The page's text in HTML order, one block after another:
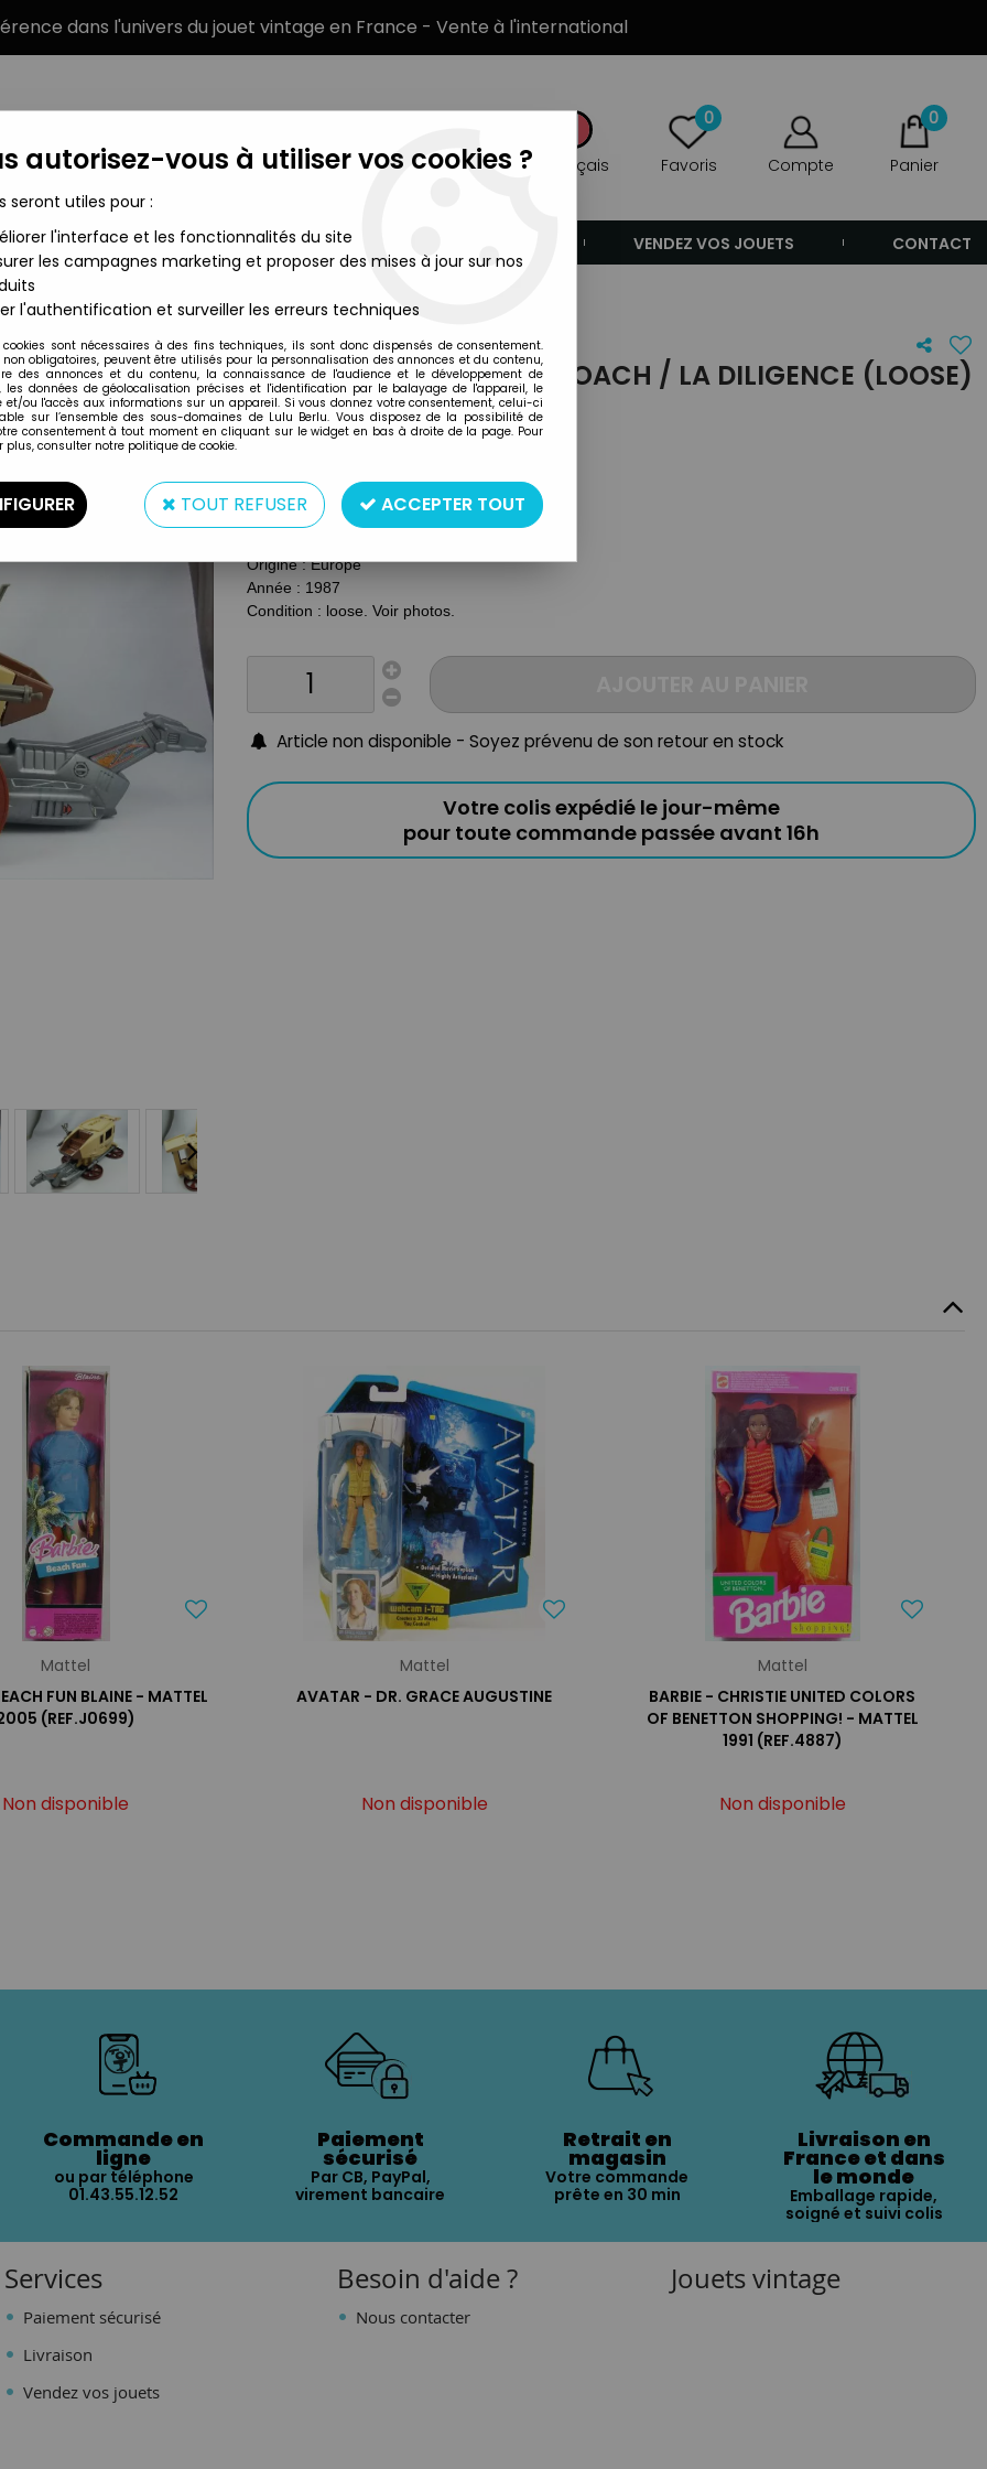
dans l'univers du jouet vintage en France - Vente à l'international
Français
0
Favoris Compte
0
Panier
MARQUES TYPE DE PRODUIT VENDEZ VOS JOUETS CONTACT
- Mattel
Mattel
BRAVESTARR - STRATOCOACH / LA DILIGENCE (LOOSE)
- MATTEL
Type : vehicule
Matière : plastique
Origine : Europe
Année : 1987
Condition : loose. Voir photos.
Article non disponible - Soyez prévenu de son retour en stock
Votre colis expédié le jour-même
pour toute commande passée avant 16h
Mattel
FUN BLAINE - MATTEL
(REF.J0699)
Non disponible
Mattel
AVATAR - DR. GRACE AUGUSTINE
Non disponible
Mattel
BARBIE - CHRISTIE UNITED COLORS
OF BENETTON SHOPPING! - MATTEL
1991 (REF.4887)
Non disponible
Commande en
ligne
ou par téléphone
01.43.55.12.52
Paiement
sécurisé
Par CB, PayPal,
virement bancaire
Retrait en
magasin
Votre commande
prête en 30 min
Livraison en
France et dans
le monde
Emballage rapide,
soigné et suivi colis
Services
Paiement sécurisé
Livraison
Vendez vos jouets
Besoin d'aide ?
Nous contacter
Jouets vintage
autorisez-vous à utiliser vos cookies ?
seront utiles pour :
l'interface et les fonctionnalités du site
les campagnes marketing et proposer des mises à jour sur nos
l'authentification et surveiller les erreurs techniques
cookies sont nécessaires à des fins techniques, ils sont donc dispensés de consentement.
non obligatoires, peuvent être utilisés pour la personnalisation des annonces et du contenu,
des annonces et du contenu, la connaissance de l'audience et le développement de
les données de géolocalisation précises et l'identification par le balayage de l'appareil, le
et/ou l'accès aux informations sur un appareil. Si vous donnez votre consentement, celui-ci
sur l’ensemble des sous-domaines de Lulu Berlu. Vous disposez de la possibilité de
consentement à tout moment en cliquant sur le widget en bas à droite de la page. Pour
plus, consulter notre politique de cookie.
TOUT REFUSER ACCEPTER TOUT